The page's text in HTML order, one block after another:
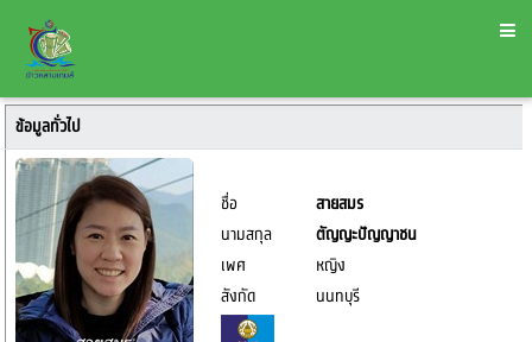
ข้อมูลทั่วไป
ชื่อ
สายสมร
นามสกุล
ตัญญะปัญญาชน
เพศ
หญิง
สังกัด
นนทบุรี